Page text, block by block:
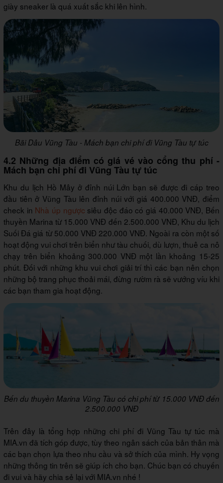
giày sneaker là quá xuất sắc khi lên hình.
Bãi Dâu Vũng Tàu - Mách bạn chi phí đi Vũng Tàu tự túc
4.2 Những địa điểm có giá vé vào cổng thu phí -
Mách bạn chi phí đi Vũng Tàu tự túc
Khu du lịch Hồ Mây ở đỉnh núi Lớn bạn sẽ được đi cáp treo
đầu tiên ở Vũng Tàu lên đỉnh núi với giá 400.000 VNĐ, điểm
check in Nhà úp ngược siêu độc đáo có giá 40.000 VNĐ, Bến
thuyền Marina từ 15.000 VNĐ đến 2.500.000 VNĐ, Khu du lịch
Suối Đá giá từ 50.000 VNĐ 220.000 VNĐ. Ngoài ra còn một số
hoạt động vui chơi trên biển như tàu chuối, dù lượn, thuê ca nô
chạy trên biển khoảng 300.000 VNĐ một lần khoảng 15-25
phút. Đối với những khu vui chơi giải trí thì các bạn nên chọn
những bộ trang phục thoải mái, đừng rườm rà sẽ vướng víu khi
các bạn tham gia hoạt động.
Bến du thuyền Marina Vũng Tàu có chi phí từ 15.000 VNĐ đến
2.500.000 VNĐ
Trên đây là tổng hợp những chi phí đi Vũng Tàu tự túc mà
MIA.vn đã tích góp được, tùy theo ngân sách của bản thân mà
các bạn chọn lựa theo nhu cầu và sở thích của mình. Hy vọng
những thông tin trên sẽ giúp ích cho bạn. Chúc bạn có chuyến
đi vui và hãy chia sẻ lại với MIA.vn nhé !